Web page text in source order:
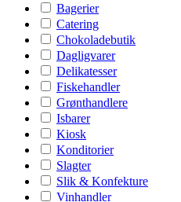
Bagerier
Catering
Chokoladebutik
Dagligvarer
Delikatesser
Fiskehandler
Grønthandlere
Isbarer
Kiosk
Konditorier
Slagter
Slik & Konfekture
Vinhandler